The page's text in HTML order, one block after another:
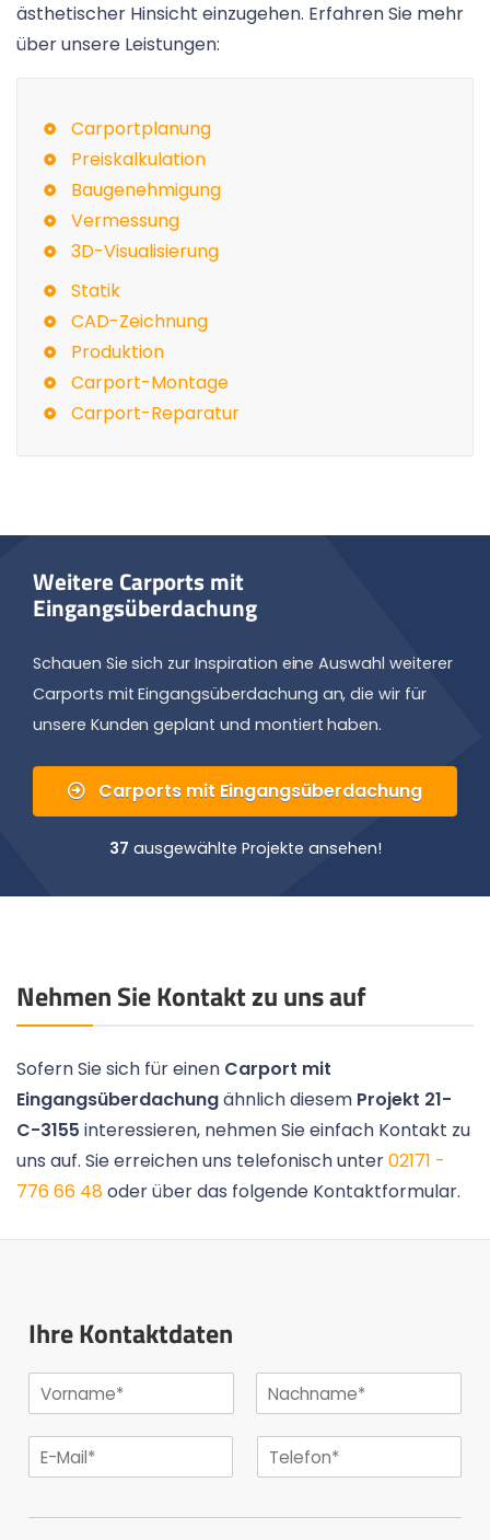
ästhetischer Hinsicht einzugehen. Erfahren Sie mehr
über unsere Leistungen:
Carportplanung
Preiskalkulation
Baugenehmigung
Vermessung
3D-Visualisierung
Statik
CAD-Zeichnung
Produktion
Carport-Montage
Carport-Reparatur
Weitere Carports mit
Eingangsüberdachung
Schauen Sie sich zur Inspiration eine Auswahl weiterer
Carports mit Eingangsüberdachung an, die wir für
unsere Kunden geplant und montiert haben.
Carports mit Eingangsüberdachung
37 ausgewählte Projekte ansehen!
Nehmen Sie Kontakt zu uns auf
Sofern Sie sich für einen Carport mit
Eingangsüberdachungähnlich diesem Projekt 21-
C-3155 interessieren, nehmen Sie einfach Kontakt zu
uns auf. Sie erreichen uns telefonisch unter02171 -
776 66 48oder über das folgende Kontaktformular.
Ihre Kontaktdaten